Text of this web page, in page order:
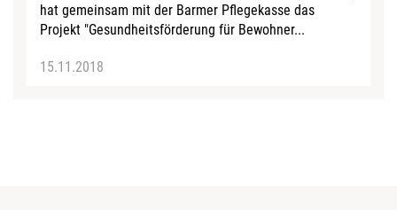
hat gemeinsam mit der Barmer Pflegekasse das
Projekt "Gesundheitsförderung für Bewohner...
15.11.2018